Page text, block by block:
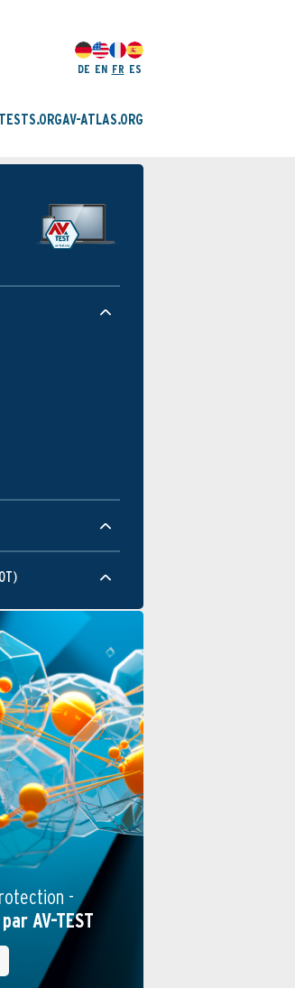
DE EN FR ES
AV-ATLAS.ORG
-
AV-TEST